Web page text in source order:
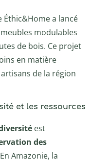
Éthic&Home a lancé
modulables
de bois. Ce projet
en matière
de la région
et les ressources
est
des
Amazonie, la